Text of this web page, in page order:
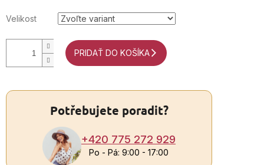
Velikost
PRIDAŤ DO KOŠÍKA
Potřebujete poradit?
+420 775 272 929
Po - Pá: 9:00 - 17:00